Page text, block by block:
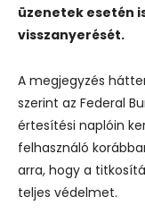
üzenetek esetén
visszanyerését.
A megjegyzés
szerint az Federal
értesítési naplóin
felhasználó
arra, hogy a
teljes védelmet.